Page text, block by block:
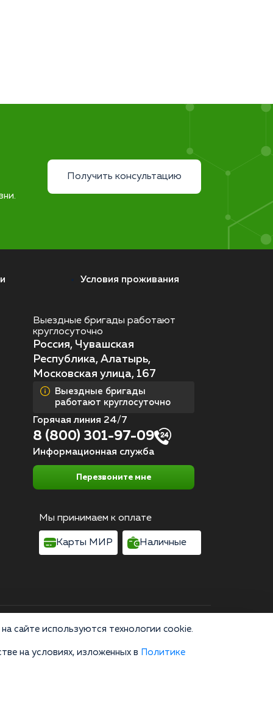
Получить консультацию
Условия проживания
Выездные бригады работают
круглосуточно
Россия, Чувашская
Республика, Алатырь,
Московская улица, 167
Выездные бригады
работают круглосуточно
Горячая линия 24/7
8 (800) 301-97-09
Информационная служба
Перезвоните мне
Мы принимаем к оплате
Карты МИР Наличные
Согласие на обработку персональных данных
г. Москва, улица 8 Марта, 1с12, подъезд 1
сайте используются технологии cookie.
на условиях, изложенных в Политике